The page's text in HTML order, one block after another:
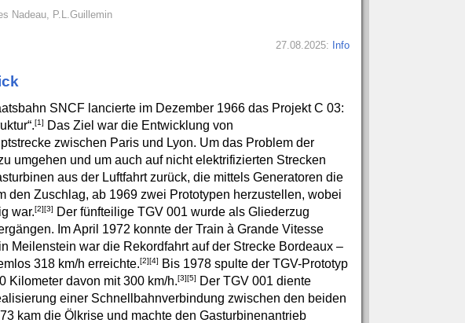
Nadeau, P.L.Guillemin
27.08.2025: Info
SNCF lancierte im Dezember 1966 das Projekt C 03:
[1]
Das Ziel war die Entwicklung von
zwischen Paris und Lyon. Um das Problem der
umgehen und um auch auf nicht elektrifizierten Strecken
aus der Luftfahrt zurück, die mittels Generatoren die
den Zuschlag, ab 1969 zwei Prototypen herzustellen, wobei
war.[2][3]
Der fünfteilige TGV 001 wurde als Gliederzug
Im April 1972 konnte der Train à Grande Vitesse
Meilenstein war die Rekordfahrt auf der Strecke Bordeaux –
318 km/h erreichte.[2][4]
Bis 1978 spulte der TGV-Prototyp
Kilometer davon mit 300 km/h.[3][5]
Der TGV 001 diente
einer Schnellbahnverbindung zwischen den beiden
kam die Ölkrise und machte den Gasturbinenantrieb